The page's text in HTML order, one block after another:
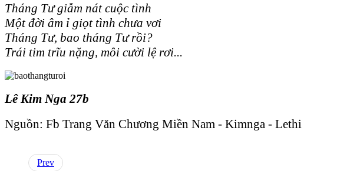
Tháng Tư giẫm nát cuộc tình
Một đời âm ỉ giọt tình chưa vơi
Tháng Tư, bao tháng Tư rồi?
Trái tim trĩu nặng, môi cười lệ rơi...
Lê Kim Nga 27b
Nguồn: Fb Trang Văn Chương Miền Nam - Kimnga - Lethi
Prev